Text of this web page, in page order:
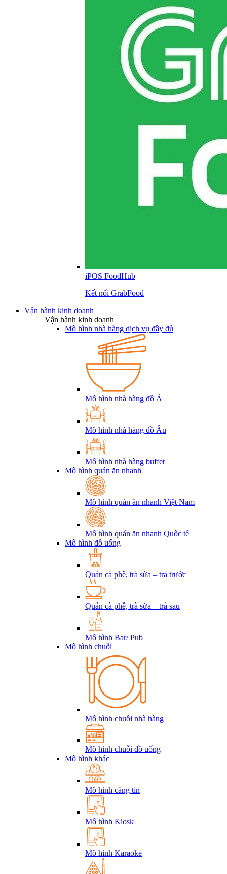
iPOS FoodHub
Kết nối GrabFood
Vận hành kinh doanh
Vận hành kinh doanh
Mô hình nhà hàng dịch vụ đầy đủ
Mô hình nhà hàng đồ Á
Mô hình nhà hàng đồ Âu
Mô hình nhà hàng buffet
Mô hình quán ăn nhanh
Mô hình quán ăn nhanh Việt Nam
Mô hình quán ăn nhanh Quốc tế
Mô hình đồ uống
Quán cà phê, trà sữa – trả trước
Quán cà phê, trà sữa – trả sau
Mô hình Bar/ Pub
Mô hình chuỗi
Mô hình chuỗi nhà hàng
Mô hình chuỗi đồ uống
Mô hình khác
Mô hình căng tin
Mô hình Kiosk
Mô hình Karaoke